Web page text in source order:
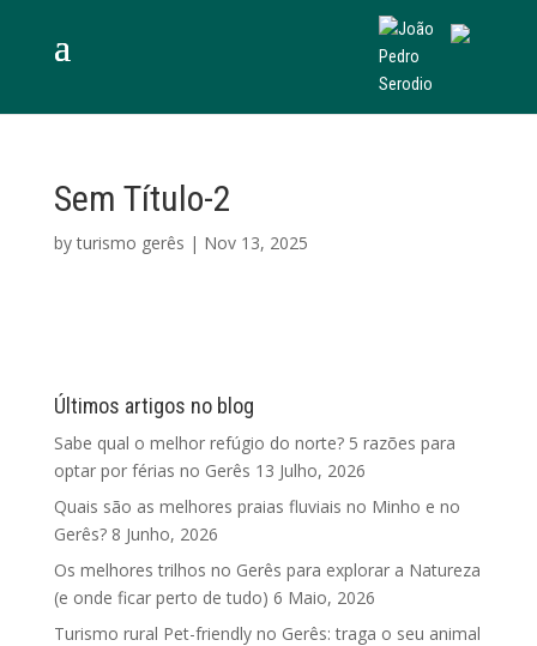
Sem Título-2
byturismo gerês | Nov 13, 2025
Últimos artigos no blog
Sabe qual o melhor refúgio do norte? 5 razões para
optar por férias no Gerês 13 Julho, 2026
Quais são as melhores praias fluviais no Minho e no
Gerês? 8 Junho, 2026
Os melhores trilhos no Gerês para explorar a Natureza
(e onde ficar perto de tudo) 6 Maio, 2026
Turismo rural Pet-friendly no Gerês: traga o seu animal